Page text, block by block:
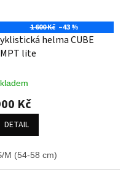
1 600 Kč –43 %
helma CUBE
lite
Kč
DETAIL
M (54-58 cm)